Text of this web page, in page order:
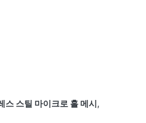
스 스틸 마이크로 홀 메시,